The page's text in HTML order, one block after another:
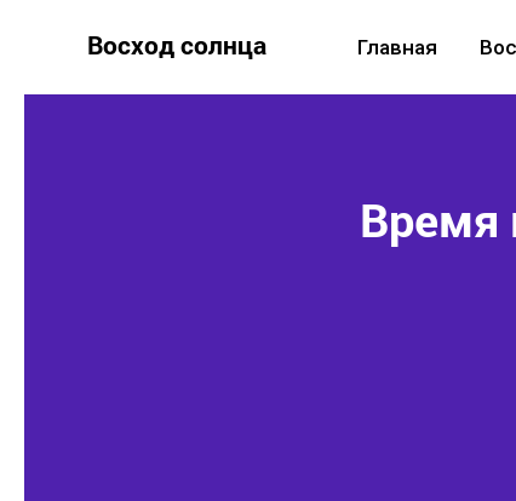
Восход солнца Главная
Время